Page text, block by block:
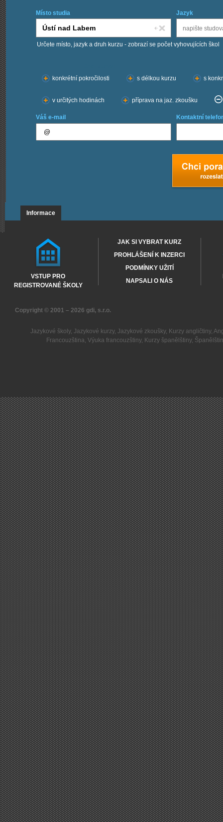
Místo studia Jazyk
Určete místo, jazyk a druh kurzu - zobrazí se počet vyhovujících škol
konkrétní pokročilosti
s délkou kurzu s
v určitých hodinách příprava na jaz. zkoušku
Váš e-mail Kontaktní
Informace
VSTUP PRO
REGISTROVANÉ ŠKOLY
JAK SI VYBRAT KURZ
PROHLÁŠENÍ K INZERCI
PODMÍNKY UŽITÍ
NAPSALI O NÁS
Copyright © 2001 – 2026 gdi, s.r.o.
Jazykové školy, Jazykové kurzy, Jazykové zkoušky, Kurzy angličtiny,
Francouzština,Výuka francouzštiny, Kurzy španělštiny,